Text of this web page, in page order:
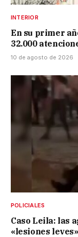
INTERIOR
En su primer
32.000
10 de agosto de 2026
POLICIALES
Caso Leila: las
«lesiones leves»